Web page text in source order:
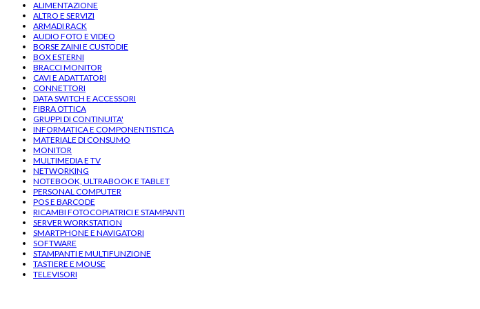
ALIMENTAZIONE
ALTRO E SERVIZI
ARMADI RACK
AUDIO FOTO E VIDEO
BORSE ZAINI E CUSTODIE
BOX ESTERNI
BRACCI MONITOR
CAVI E ADATTATORI
CONNETTORI
DATA SWITCH E ACCESSORI
FIBRA OTTICA
GRUPPI DI CONTINUITA'
INFORMATICA E COMPONENTISTICA
MATERIALE DI CONSUMO
MONITOR
MULTIMEDIA E TV
NETWORKING
NOTEBOOK, ULTRABOOK E TABLET
PERSONAL COMPUTER
POS E BARCODE
RICAMBI FOTOCOPIATRICI E STAMPANTI
SERVER WORKSTATION
SMARTPHONE E NAVIGATORI
SOFTWARE
STAMPANTI E MULTIFUNZIONE
TASTIERE E MOUSE
TELEVISORI